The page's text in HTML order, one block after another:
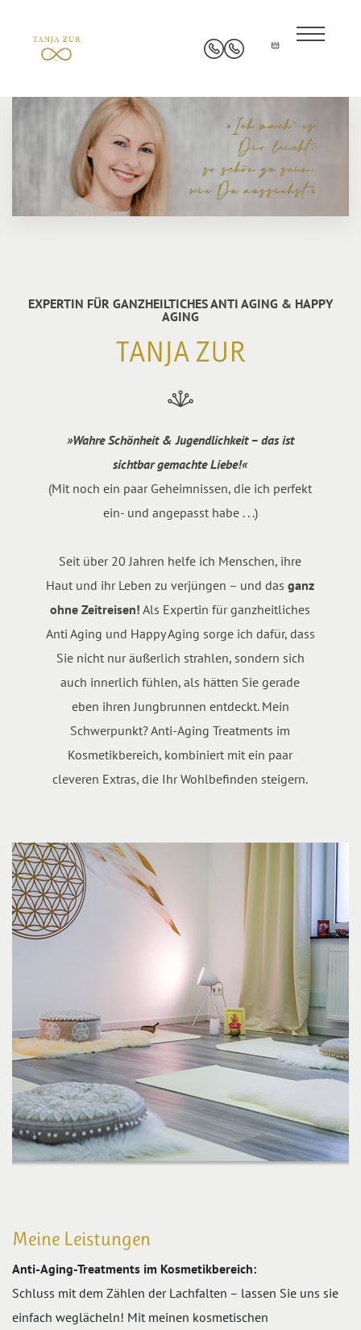
EXPERTIN FÜR GANZHEILTICHES ANTI AGING & HAPPY
AGING
TANJA ZUR
»Wahre Schönheit & Jugendlichkeit – das ist
sichtbar gemachte Liebe!«
(Mit noch ein paar Geheimnissen, die ich perfekt
ein- und angepasst habe . . .)
Seit über 20 Jahren helfe ich Menschen, ihre
Haut und ihr Leben zu verjüngen – und dasganz
ohne Zeitreisen! Als Expertin für ganzheitliches
Anti Aging und Happy Aging sorge ich dafür, dass
Sie nicht nur äußerlich strahlen, sondern sich
auch innerlich fühlen, als hätten Sie gerade
eben ihren Jungbrunnen entdeckt. Mein
Schwerpunkt? Anti-Aging Treatments im
Kosmetikbereich, kombiniert mit ein paar
cleveren Extras, die Ihr Wohlbefinden steigern.
Meine Leistungen
Anti-Aging-Treatments im Kosmetikbereich:
Schluss mit dem Zählen der Lachfalten – lassen Sie uns sie
einfach weglächeln! Mit meinen kosmetischen